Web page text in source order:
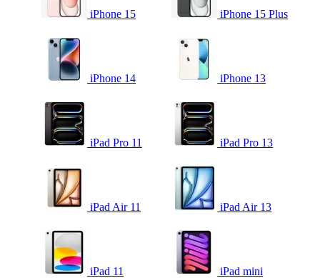
iPhone 15 iPhone 15 Plus
iPhone 14 iPhone 13
iPad Pro 11 iPad Pro 13
iPad Air 11 iPad Air 13
iPad 11 iPad mini